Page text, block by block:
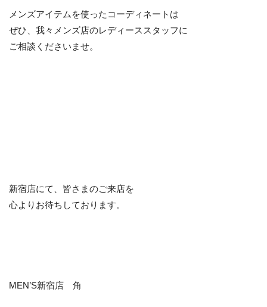
メンズアイテムを使ったコーディネートは
ぜひ、我々メンズ店のレディーススタッフに
ご相談くださいませ。
新宿店にて、皆さまのご来店を
心よりお待ちしております。
MEN’S新宿店 角